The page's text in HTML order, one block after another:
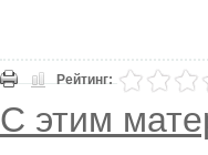
Рейтинг:
С этим